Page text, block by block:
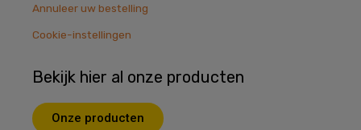
Annuleer uw bestelling
Cookie-instellingen
Bekijk hier al onze producten
Onze producten